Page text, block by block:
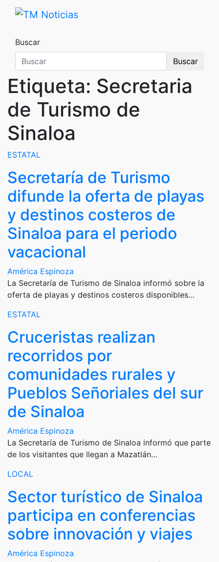
Saltar
Buscar
Buscar
Etiqueta: Secretaria
de Turismo de
Sinaloa
ESTATAL
Secretaría de Turismo
difunde la oferta de playas
y destinos costeros de
Sinaloa para el periodo
vacacional
América Espinoza
La Secretaría de Turismo de Sinaloa informó sobre la
oferta de playas y destinos costeros disponibles…
ESTATAL
Cruceristas realizan
recorridos por
comunidades rurales y
Pueblos Señoriales del sur
de Sinaloa
América Espinoza
La Secretaría de Turismo de Sinaloa informó que parte
de los visitantes que llegan a Mazatlán…
LOCAL
Sector turístico de Sinaloa
participa en conferencias
sobre innovación y viajes
América Espinoza